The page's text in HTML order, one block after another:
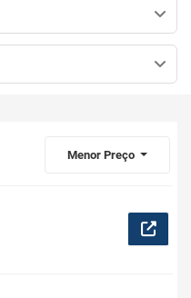
Menor Preço